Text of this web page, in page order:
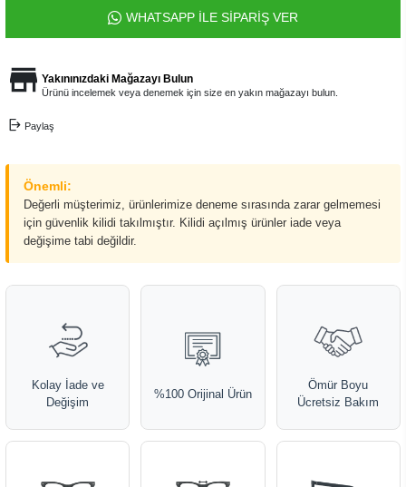
WHATSAPP İLE SİPARİŞ VER
Yakınınızdaki Mağazayı Bulun
Ürünü incelemek veya denemek için size en yakın mağazayı bulun.
Paylaş
Önemli:
Değerli müşterimiz, ürünlerimize deneme sırasında zarar gelmemesi
için güvenlik kilidi takılmıştır. Kilidi açılmış ürünler iade veya
değişime tabi değildir.
Kolay İade ve
Değişim
%100 Orijinal Ürün
Ömür Boyu
Ücretsiz Bakım